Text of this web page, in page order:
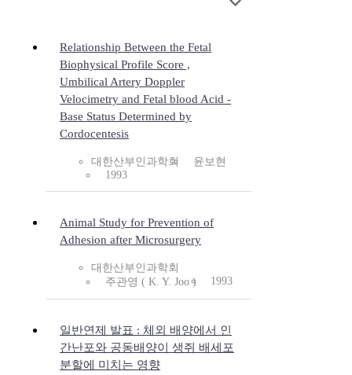
Relationship Between the Fetal
Biophysical Profile Score ,
Umbilical Artery Doppler
Velocimetry and Fetal blood Acid -
Base Status Determined by
Cordocentesis
대한산부인과학회
윤보현
1993
Animal Study for Prevention of
Adhesion after Microsurgery
대한산부인과학회
주관영 ( K. Y. Joo )
1993
일반연제 발표 : 체외 배양에서 인
간난포와 공동배양이 생쥐 배세포
분할에 미치는 영향